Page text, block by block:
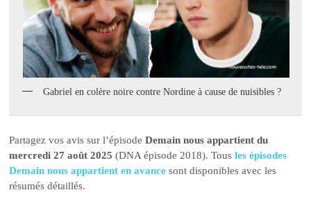
Gabriel en colère noire contre Nordine à cause de nuisibles ?
Partagez vos avis sur l’épisodeDemain nous appartient du
mercredi 27 août 2025 (DNA épisode 2018). Tousles épisodes
Demain nous appartient en avance sont disponibles avec les
résumés détaillés.